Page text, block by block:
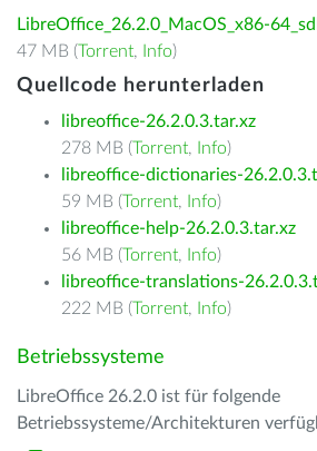
LibreOffice_26.2.0_MacOS_x86-
47 MB (Torrent, Info)
Quellcode herunterladen
libreoffice-26.2.0.3.tar.xz
278 MB (Torrent, Info)
libreoffice-dictionaries-
59 MB (Torrent, Info)
libreoffice-help-26.2.0.3.tar.xz
56 MB (Torrent, Info)
libreoffice-translations-
222 MB (Torrent, Info)
Betriebssysteme
LibreOffice 26.2.0 ist für folgende
Betriebssysteme/Architekturen